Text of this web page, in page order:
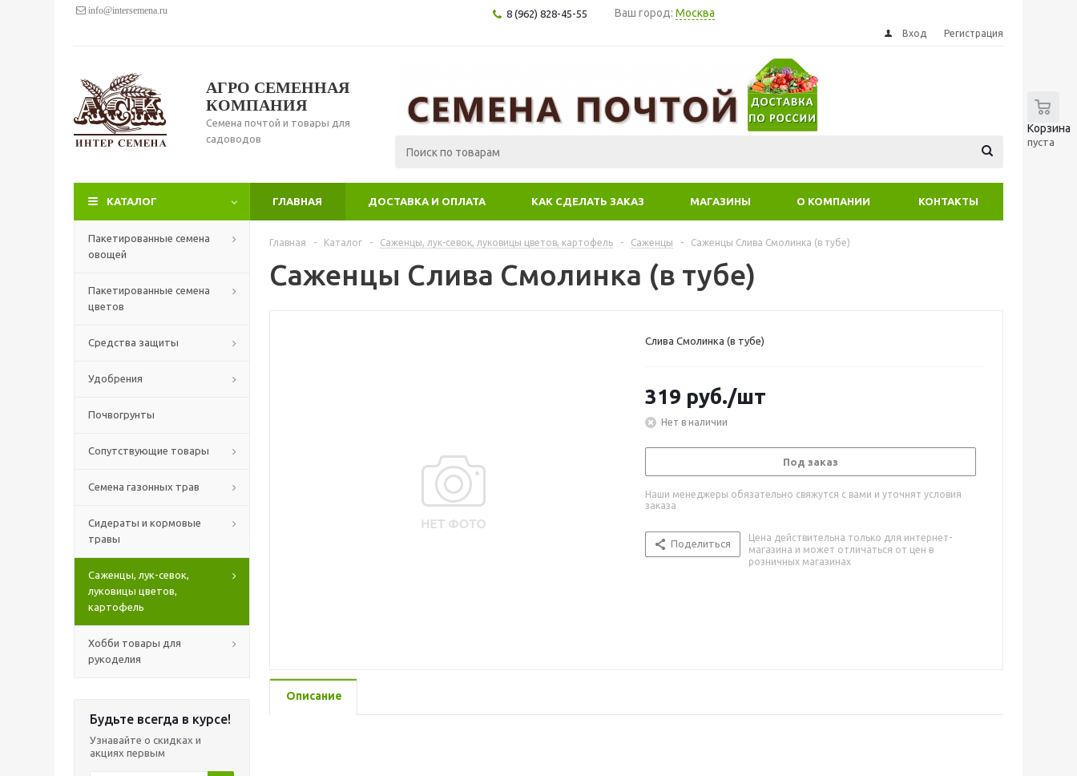
info@intersemena.ru 8 (962) 828-45-55 Ваш город: Москва
Вход Регистрация
АГРО СЕМЕННАЯ
КОМПАНИЯ
Семена почтой и товары для
садоводов
Корзина
пуста
КАТАЛОГ ГЛАВНАЯ ДОСТАВКА И ОПЛАТА КАК СДЕЛАТЬ ЗАКАЗ МАГАЗИНЫ О КОМПАНИИ КОНТАКТЫ
Пакетированные семена
овощей
Пакетированные семена
цветов
Средства защиты
Удобрения
Почвогрунты
Сопутствующие товары
Семена газонных трав
Сидераты и кормовые
травы
Саженцы, лук-севок,
луковицы цветов,
картофель
Хобби товары для
рукоделия
Будьте всегда в курсе!
Узнавайте о скидках и
акциях первым
Главная - Каталог - Саженцы, лук-севок, луковицы цветов, картофель - Саженцы - Саженцы Слива Смолинка (в тубе)
Саженцы Слива Смолинка (в тубе)
Слива Смолинка (в тубе)
319 руб./шт
Нет в наличии
Под заказ
Наши менеджеры обязательно свяжутся с вами и уточнят условия
заказа
Поделиться
Цена действительна только для интернет-
магазина и может отличаться от цен в
розничных магазинах
Описание